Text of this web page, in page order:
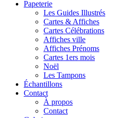
Papeterie
Les Guides Illustrés
Cartes & Affiches
Cartes Célébrations
Affiches ville
Affiches Prénoms
Cartes 1ers mois
Noël
Les Tampons
Échantillons
Contact
À propos
Contact